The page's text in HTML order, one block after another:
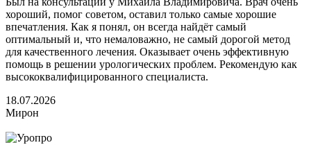
хороший, помог советом, оставил только самые хорошие
впечатления. Как я понял, он всегда найдёт самый
оптимальный и, что немаловажно, не самый дорогой метод
для качественного лечения. Оказывает очень эффективную
помощь в решении урологических проблем. Рекомендую как
высококвалифицированного специалиста.
18.07.2026
Мирон